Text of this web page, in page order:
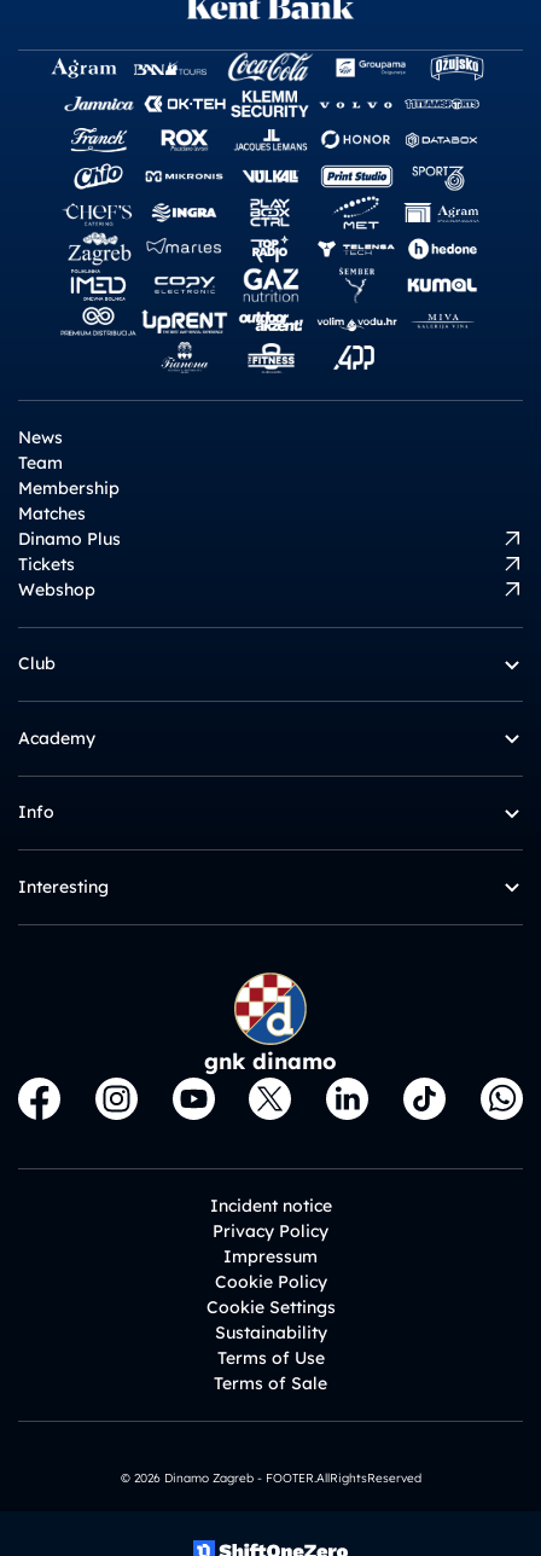
News
Team
Membership
Matches
Dinamo Plus
Tickets
Webshop
Club
Academy
Info
Interesting
gnk dinamo
Incident notice
Privacy Policy
Impressum
Cookie Policy
Cookie Settings
Sustainability
Terms of Use
Terms of Sale
© 2026 Dinamo Zagreb - FOOTER.AllRightsReserved